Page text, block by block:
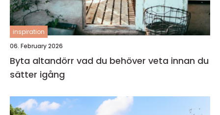
inspiration
06. February 2026
Byta altandörr vad du behöver veta innan du
sätter igång